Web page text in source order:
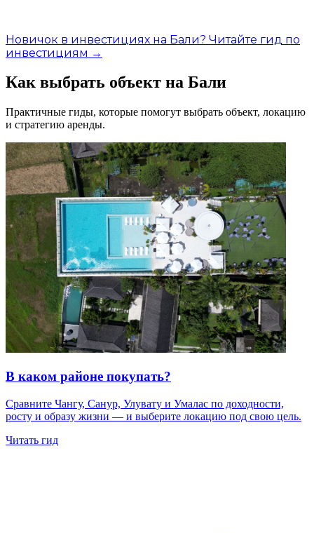
Новичок в инвестициях на Бали? Читайте гид по
инвестициям →
Как выбрать объект на Бали
Практичные гиды, которые помогут выбрать объект, локацию
и стратегию аренды.
В каком районе покупать?
Сравните Чангу, Санур, Улувату и Умалас по доходности,
росту и образу жизни — и выберите локацию под свою цель.
Читать гид